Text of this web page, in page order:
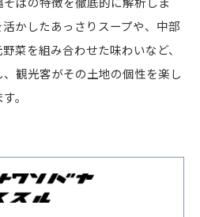
かしたあっさりスープや、中部
菜を組み合わせた味わいなど、
観光客がその土地の個性を楽し
。